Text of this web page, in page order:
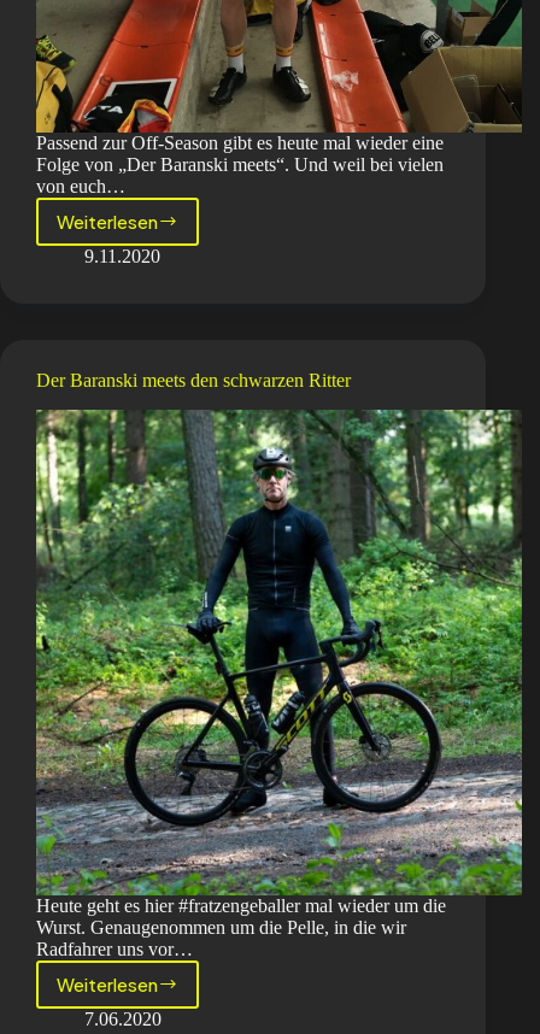
Passend zur Off-Season gibt es heute mal wieder eine
Folge von „Der Baranski meets“. Und weil bei vielen
von euch…
Weiterlesen
der
baranski
9.11.2020
Der Baranski meets den schwarzen Ritter
Heute geht es hier #fratzengeballer mal wieder um die
Wurst. Genaugenommen um die Pelle, in die wir
Radfahrer uns vor…
Weiterlesen
Der
Baranski
7.06.2020